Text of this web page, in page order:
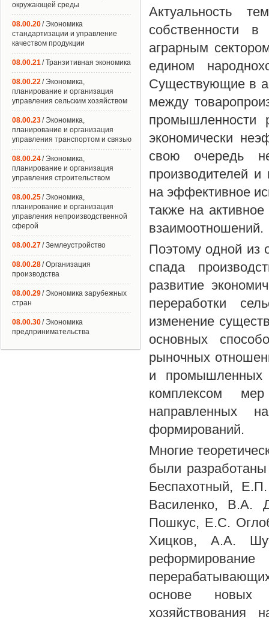
Актуальность
собственности
аграрным
едином
Существующие в
между
промышленности
экономически
свою очередь
производителей
на эффективное
также на
взаимоотношений.
Поэтому одной из
спада
развитие
переработки
изменение
основных
рыночных
и промышленных
комплексом
направленных
формирований.
Многие
были
Беспахотный,
Василенко, В.А.
Пошкус, Е.С.
Хицков, А.А.
основе новых
окружающей среды
08.00.20/ Экономика
стандартизации и управление
качеством продукции
08.00.21/ Транзитивная экономика
08.00.22/ Экономика,
планирование и организация
управления сельским хозяйством
08.00.23/ Экономика,
планирование и организация
управления транспортом и связью
08.00.24/ Экономика,
планирование и организация
управления строительством
08.00.25/ Экономика,
планирование и организация
управления непроизводственной
сферой
08.00.27/ Землеустройство
08.00.28/ Организация
производства
08.00.29/ Экономика зарубежных
стран
08.00.30/ Экономика
предпринимательства